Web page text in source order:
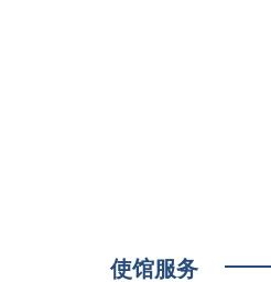
使馆服务